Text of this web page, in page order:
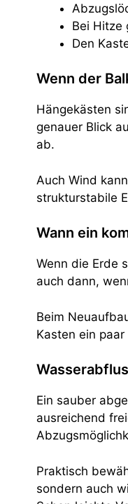
Bei Hitze
Den
Wenn der
Hängekästen
genauer Blick
ab.
Auch Wind
strukturstabile
Wann ein
Wenn die Erde
auch dann,
Beim
Kasten ein
Ein sauber
ausreichend
Praktisch
sondern auch